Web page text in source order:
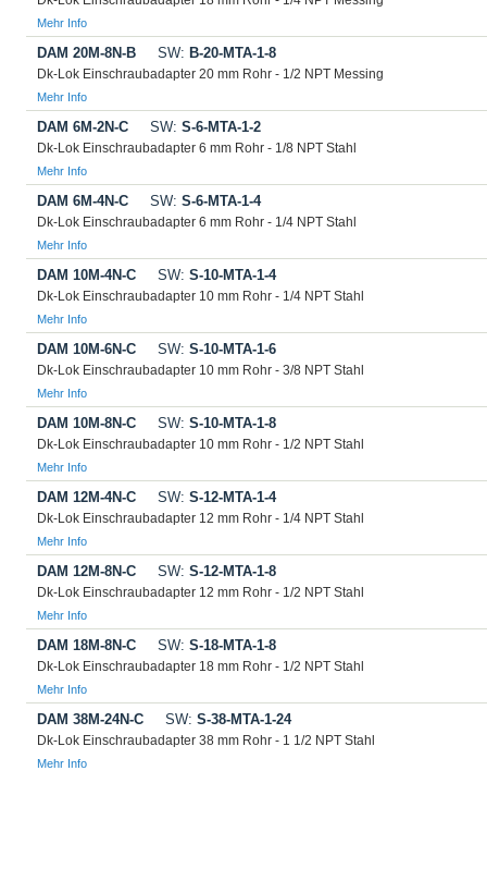
Mehr Info
DAM 20M-8N-B SW: B-20-MTA-1-8
Dk-Lok Einschraubadapter 20 mm Rohr - 1/2 NPT Messing
Mehr Info
DAM 6M-2N-C SW: S-6-MTA-1-2
Dk-Lok Einschraubadapter 6 mm Rohr - 1/8 NPT Stahl
Mehr Info
DAM 6M-4N-C SW: S-6-MTA-1-4
Dk-Lok Einschraubadapter 6 mm Rohr - 1/4 NPT Stahl
Mehr Info
DAM 10M-4N-C SW: S-10-MTA-1-4
Dk-Lok Einschraubadapter 10 mm Rohr - 1/4 NPT Stahl
Mehr Info
DAM 10M-6N-C SW: S-10-MTA-1-6
Dk-Lok Einschraubadapter 10 mm Rohr - 3/8 NPT Stahl
Mehr Info
DAM 10M-8N-C SW: S-10-MTA-1-8
Dk-Lok Einschraubadapter 10 mm Rohr - 1/2 NPT Stahl
Mehr Info
DAM 12M-4N-C SW: S-12-MTA-1-4
Dk-Lok Einschraubadapter 12 mm Rohr - 1/4 NPT Stahl
Mehr Info
DAM 12M-8N-C SW: S-12-MTA-1-8
Dk-Lok Einschraubadapter 12 mm Rohr - 1/2 NPT Stahl
Mehr Info
DAM 18M-8N-C SW: S-18-MTA-1-8
Dk-Lok Einschraubadapter 18 mm Rohr - 1/2 NPT Stahl
Mehr Info
DAM 38M-24N-C SW: S-38-MTA-1-24
Dk-Lok Einschraubadapter 38 mm Rohr - 1 1/2 NPT Stahl
Mehr Info